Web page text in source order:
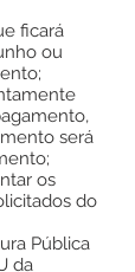
ficará
ou
será
os
do
Pública
da